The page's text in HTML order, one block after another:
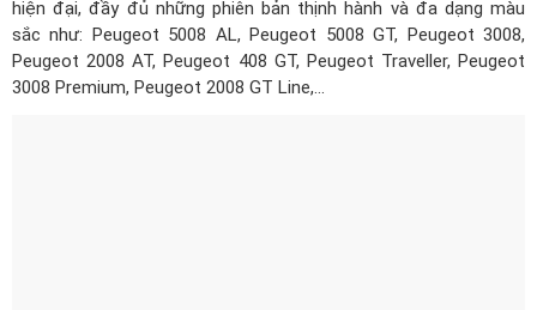
hiện đại, đầy đủ những phiên bản thịnh hành và đa dạng màu
sắc như: Peugeot 5008 AL, Peugeot 5008 GT, Peugeot 3008,
Peugeot 2008 AT, Peugeot 408 GT, Peugeot Traveller, Peugeot
3008 Premium, Peugeot 2008 GT Line,...